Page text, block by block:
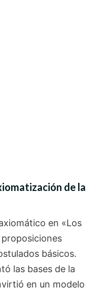
de la
en «Los
básicos.
las bases de la
en un modelo